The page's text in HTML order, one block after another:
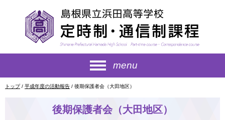
menu
現
トップ/ 平成年度の活動報告 / 後期保護者会（大田地区）
後期保護者会（大田地区）